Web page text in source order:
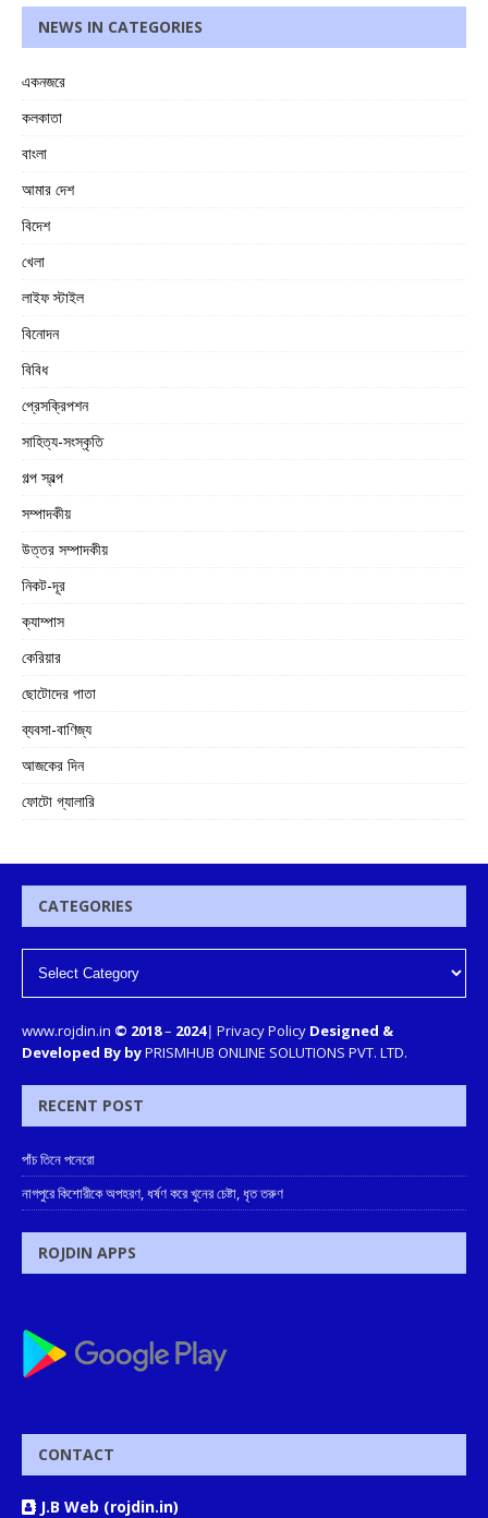
NEWS IN CATEGORIES
একনজরে
কলকাতা
বাংলা
আমার দেশ
বিদেশ
খেলা
লাইফ স্টাইল
বিনোদন
বিবিধ
প্রেসক্রিপশন
সাহিত্য-সংস্কৃতি
গল্প স্বল্প
সম্পাদকীয়
উত্তর সম্পাদকীয়
নিকট-দূর
ক্যাম্পাস
কেরিয়ার
ছোটোদের পাতা
ব্যবসা-বাণিজ্য
আজকের দিন
ফোটো গ্যালারি
CATEGORIES
www.rojdin.in © 2018– 2024| Privacy Policy Designed &
Developed By byPRISMHUB ONLINE SOLUTIONS PVT. LTD.
RECENT POST
পাঁচ তিনে পনেরো
নাগপুরে কিশোরীকে অপহরণ, ধর্ষণ করে খুনের চেষ্টা, ধৃত তরুণ
ROJDIN APPS
CONTACT
J.B Web (rojdin.in)